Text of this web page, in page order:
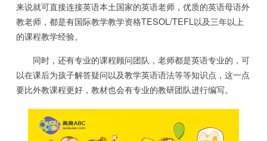
来说就可直接连接英语本土国家的英语老师，优质的英语母语外
教老师，都是有国际教学教学资格TESOL/TEFL以及三年以上
的课程教学经验。
同时，还有专业的课程顾问团队，老师都是英语专业的，可
以在课后为孩子解答疑问以及教学英语语法等等知识点，这一点
要比外教课程更好，教材也会有专业的教研团队进行编写。